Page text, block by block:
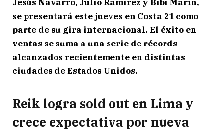
Jesús Navarro, Julio Ramírez y Bibi Marín,
se presentará este jueves en Costa 21 como
parte de su gira internacional. El éxito en
ventas se suma a una serie de récords
alcanzados recientemente en distintas
ciudades de Estados Unidos.
Reik logra sold out en Lima y
crece expectativa por nueva